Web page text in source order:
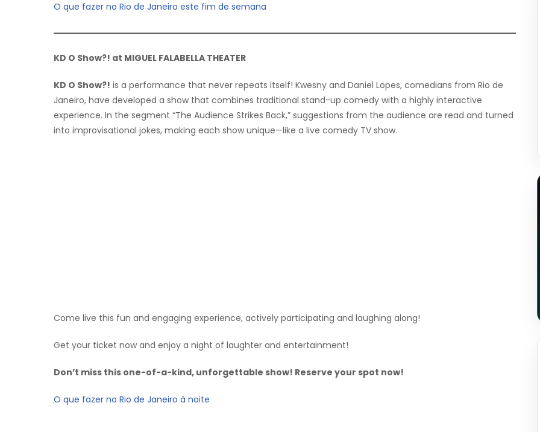
O que fazer no Rio de Janeiro este fim de semana
KD O Show?! at MIGUEL FALABELLA THEATER
KD O Show?! is a performance that never repeats itself! Kwesny and Daniel Lopes, comedians from Rio de
Janeiro, have developed a show that combines traditional stand-up comedy with a highly interactive
experience. In the segment “The Audience Strikes Back,” suggestions from the audience are read and turned
into improvisational jokes, making each show unique—like a live comedy TV show.
Come live this fun and engaging experience, actively participating and laughing along!
Get your ticket now and enjoy a night of laughter and entertainment!
Don’t miss this one-of-a-kind, unforgettable show! Reserve your spot now!
O que fazer no Rio de Janeiro à noite